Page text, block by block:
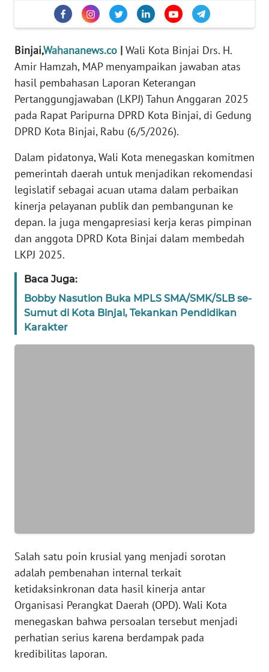
Binjai,Wahananews.co | Wali Kota Binjai Drs. H.
Amir Hamzah, MAP menyampaikan jawaban atas
hasil pembahasan Laporan Keterangan
Pertanggungjawaban (LKPJ) Tahun Anggaran 2025
pada Rapat Paripurna DPRD Kota Binjai, di Gedung
DPRD Kota Binjai, Rabu (6/5/2026).
Dalam pidatonya, Wali Kota menegaskan komitmen
pemerintah daerah untuk menjadikan rekomendasi
legislatif sebagai acuan utama dalam perbaikan
kinerja pelayanan publik dan pembangunan ke
depan. Ia juga mengapresiasi kerja keras pimpinan
dan anggota DPRD Kota Binjai dalam membedah
LKPJ 2025.
Baca Juga:
Bobby Nasution Buka MPLS SMA/SMK/SLB se-
Sumut di Kota Binjai, Tekankan Pendidikan
Karakter
Salah satu poin krusial yang menjadi sorotan
adalah pembenahan internal terkait
ketidaksinkronan data hasil kinerja antar
Organisasi Perangkat Daerah (OPD). Wali Kota
menegaskan bahwa persoalan tersebut menjadi
perhatian serius karena berdampak pada
kredibilitas laporan.
DISCLAIMER
Wahana
Regional
WN
SUMUT
JAKARTA
WN
JABAR
WN
BANTEN
WN
NTT
WN
WN
JAMBI
WN
WN
NTB